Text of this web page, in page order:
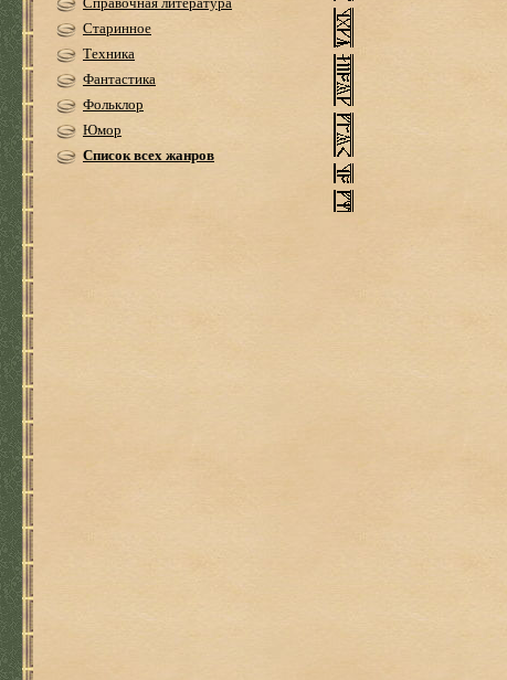
Старинное
Техника
Фантастика
Фольклор
Юмор
Список всех жанров